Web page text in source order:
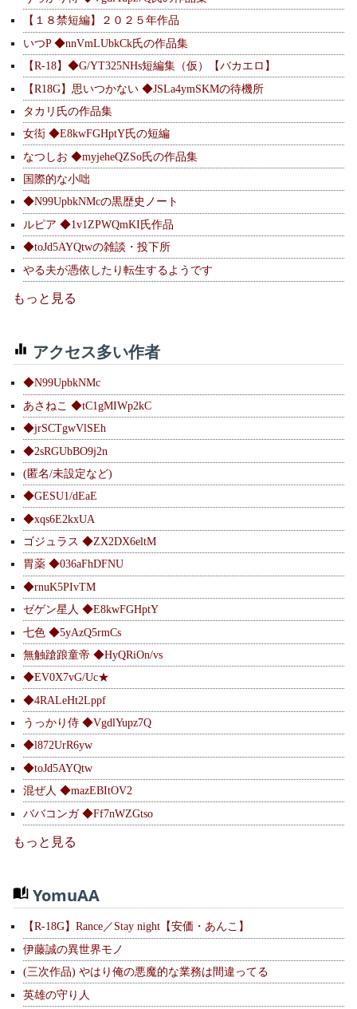
【１８禁短編】２０２５年作品
いつP ◆nnVmLUbkCk氏の作品集
【R-18】◆G/YT325NHs短編集（仮）【バカエロ】
【R18G】思いつかない ◆JSLa4ymSKMの待機所
タカリ氏の作品集
女衒 ◆E8kwFGHptY氏の短編
なつしお ◆myjeheQZSo氏の作品集
国際的な小咄
◆N99UpbkNMcの黒歴史ノート
ルピア ◆1v1ZPWQmKI氏作品
◆toJd5AYQtwの雑談・投下所
やる夫が憑依したり転生するようです
もっと見る
アクセス多い作者
◆N99UpbkNMc
あさねこ ◆tC1gMIWp2kC
◆jrSCTgwVlSEh
◆2sRGUbBO9j2n
(匿名/未設定など)
◆GESU1/dEaE
◆xqs6E2kxUA
ゴジュラス ◆ZX2DX6eltM
胃薬 ◆036aFhDFNU
◆rnuK5PIvTM
ゼゲン星人 ◆E8kwFGHptY
七色 ◆5yAzQ5rmCs
無触蹌踉童帝 ◆HyQRiOn/vs
◆EV0X7vG/Uc★
◆4RALeHt2Lppf
うっかり侍 ◆VgdlYupz7Q
◆l872UrR6yw
◆toJd5AYQtw
混ぜ人 ◆mazEBItOV2
ババコンガ ◆Ff7nWZGtso
もっと見る
YomuAA
【R-18G】Rance／Stay night【安価・あんこ】
伊藤誠の異世界モノ
(三次作品) やはり俺の悪魔的な業務は間違ってる
英雄の守り人